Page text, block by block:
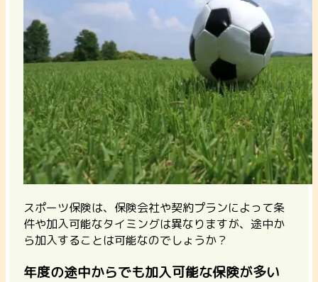
スポーツ保険は、保険会社や契約プランによって条
件や加入可能なタイミングは異なりますが、途中か
ら加入することは可能なのでしょうか？
年度の途中からでも加入可能な保険が多い